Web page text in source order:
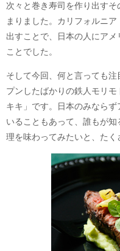
次々と巻き寿司を作り出す
まりました。カリフォルニ
出すことで、日本の人にア
ことでした。
そして今回、何と言っても
プンしたばかりの鉄人モリ
キキ」です。日本のみなら
いることもあって、誰もが
理を味わってみたいと、たく